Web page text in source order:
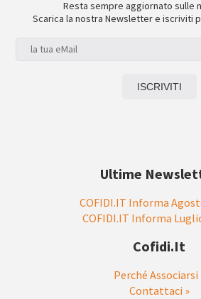
Resta sempre aggiornato sulle
Scarica la nostra Newsletter e iscriviti
Ultime
COFIDI.IT Informa
COFIDI.IT Informa
Cofidi.it
Perché Associarsi
Contattaci »